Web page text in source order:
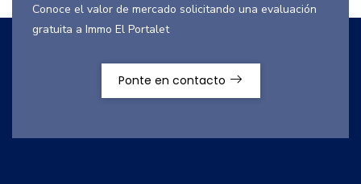
Conoce el valor de mercado solicitando una evaluación
gratuita a Immo El Portalet
Ponte en contacto